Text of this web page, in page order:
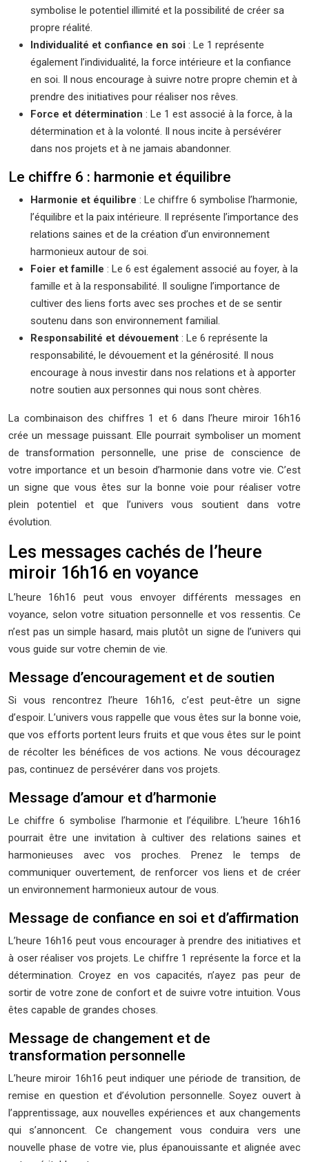
symbolise le potentiel illimité et la possibilité de créer sa
propre réalité.
Individualité et confiance en soi : Le 1 représente
également l’individualité, la force intérieure et la confiance
en soi. Il nous encourage à suivre notre propre chemin et à
prendre des initiatives pour réaliser nos rêves.
Force et détermination : Le 1 est associé à la force, à la
détermination et à la volonté. Il nous incite à persévérer
dans nos projets et à ne jamais abandonner.
Le chiffre 6 : harmonie et équilibre
Harmonie et équilibre : Le chiffre 6 symbolise l’harmonie,
l’équilibre et la paix intérieure. Il représente l’importance des
relations saines et de la création d’un environnement
harmonieux autour de soi.
Foier et famille : Le 6 est également associé au foyer, à la
famille et à la responsabilité. Il souligne l’importance de
cultiver des liens forts avec ses proches et de se sentir
soutenu dans son environnement familial.
Responsabilité et dévouement : Le 6 représente la
responsabilité, le dévouement et la générosité. Il nous
encourage à nous investir dans nos relations et à apporter
notre soutien aux personnes qui nous sont chères.
La combinaison des chiffres 1 et 6 dans l’heure miroir 16h16
crée un message puissant. Elle pourrait symboliser un moment
de transformation personnelle, une prise de conscience de
votre importance et un besoin d’harmonie dans votre vie. C’est
un signe que vous êtes sur la bonne voie pour réaliser votre
plein potentiel et que l’univers vous soutient dans votre
évolution.
Les messages cachés de l’heure
miroir 16h16 en voyance
L’heure 16h16 peut vous envoyer différents messages en
voyance, selon votre situation personnelle et vos ressentis. Ce
n’est pas un simple hasard, mais plutôt un signe de l’univers qui
vous guide sur votre chemin de vie.
Message d’encouragement et de soutien
Si vous rencontrez l’heure 16h16, c’est peut-être un signe
d’espoir. L’univers vous rappelle que vous êtes sur la bonne voie,
que vos efforts portent leurs fruits et que vous êtes sur le point
de récolter les bénéfices de vos actions. Ne vous découragez
pas, continuez de persévérer dans vos projets.
Message d’amour et d’harmonie
Le chiffre 6 symbolise l’harmonie et l’équilibre. L’heure 16h16
pourrait être une invitation à cultiver des relations saines et
harmonieuses avec vos proches. Prenez le temps de
communiquer ouvertement, de renforcer vos liens et de créer
un environnement harmonieux autour de vous.
Message de confiance en soi et d’affirmation
L’heure 16h16 peut vous encourager à prendre des initiatives et
à oser réaliser vos projets. Le chiffre 1 représente la force et la
détermination. Croyez en vos capacités, n’ayez pas peur de
sortir de votre zone de confort et de suivre votre intuition. Vous
êtes capable de grandes choses.
Message de changement et de
transformation personnelle
L’heure miroir 16h16 peut indiquer une période de transition, de
remise en question et d’évolution personnelle. Soyez ouvert à
l’apprentissage, aux nouvelles expériences et aux changements
qui s’annoncent. Ce changement vous conduira vers une
nouvelle phase de votre vie, plus épanouissante et alignée avec